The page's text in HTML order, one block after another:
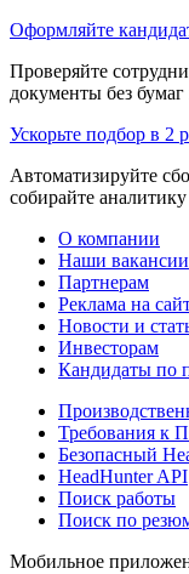
Оформляйте
Проверяйте
документы без
Ускорьте подбор в 2
Автоматизируйте
собирайте
О компании
Наши вакансии
Партнерам
Реклама на
Новости и
Инвесторам
Кандидаты по
Требования к
Безопасный
HeadHunter API
Поиск работы
Поиск по
Мобильное